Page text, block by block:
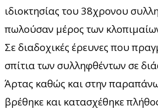
ιδιοκτησίας του 38χρονου
πωλούσαν μέρος των
Σε διαδοχικές έρευνες που
σπίτια των συλληφθέντων σε
Άρτας καθώς και στην
βρέθηκε και κατασχέθηκε